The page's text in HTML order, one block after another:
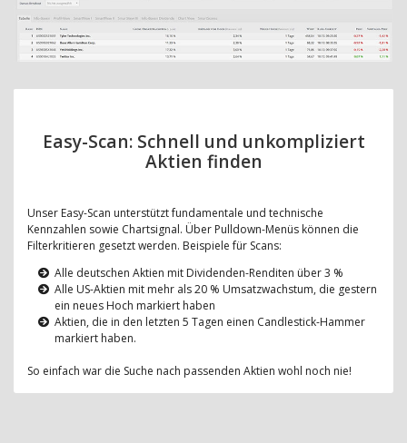
Easy-Scan: Schnell und unkompliziert
Aktien finden
Unser Easy-Scan unterstützt fundamentale und technische
Kennzahlen sowie Chartsignal. Über Pulldown-Menüs können die
Filterkritieren gesetzt werden. Beispiele für Scans:
Alle deutschen Aktien mit Dividenden-Renditen über 3 %
Alle US-Aktien mit mehr als 20 % Umsatzwachstum, die gestern
ein neues Hoch markiert haben
Aktien, die in den letzten 5 Tagen einen Candlestick-Hammer
markiert haben.
So einfach war die Suche nach passenden Aktien wohl noch nie!